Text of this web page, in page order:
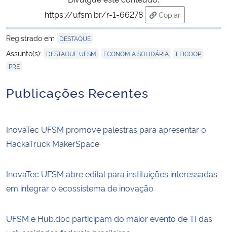
https://ufsm.br/r-1-66278
Copiar
para área de
Registrado em
DESTAQUE
Assunto(s): DESTAQUE UFSM ECONOMIA SOLIDÁRIA FEICOOP
PRE
Publicações Recentes
InovaTec UFSM promove palestras para apresentar o
HackaTruck MakerSpace
InovaTec UFSM abre edital para instituições interessadas
em integrar o ecossistema de inovação
UFSM e Hub.doc participam do maior evento de TI das